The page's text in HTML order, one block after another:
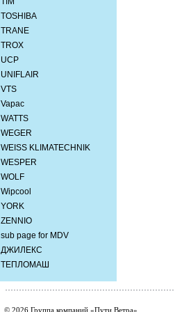
TOSHIBA
TRANE
TROX
UCP
UNIFLAIR
VTS
Vapac
WATTS
WEGER
WEISS KLIMATECHNIK
WESPER
WOLF
Wipcool
YORK
ZENNIO
sub page for MDV
ДЖИЛЕКС
ТЕПЛОМАШ
© 2026 Группа компаний «Пути Ветра»